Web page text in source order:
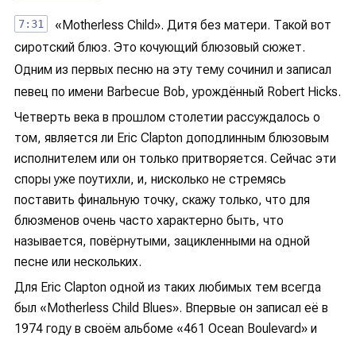
7:31
«Motherless Child». Дитя без матери. Такой вот
сиротский блюз. Это кочующий блюзовый сюжет.
Одним из первых песню на эту тему сочинил и записал
певец по имени Barbecue Bob, урождённый Robert Hicks.
Четверть века в прошлом столетии рассуждалось о
том, является ли Eric Clapton доподлинным блюзовым
исполнителем или он только притворяется. Сейчас эти
споры уже поутихли, и, нисколько не стремясь
поставить финальную точку, скажу только, что для
блюзменов очень часто характерно быть, что
называется, повёрнутыми, зацикленными на одной
песне или нескольких.
Для Eric Clapton одной из таких любимых тем всегда
был «Motherless Child Blues». Впервые он записал её в
1974 году в своём альбоме «461 Ocean Boulevard» и